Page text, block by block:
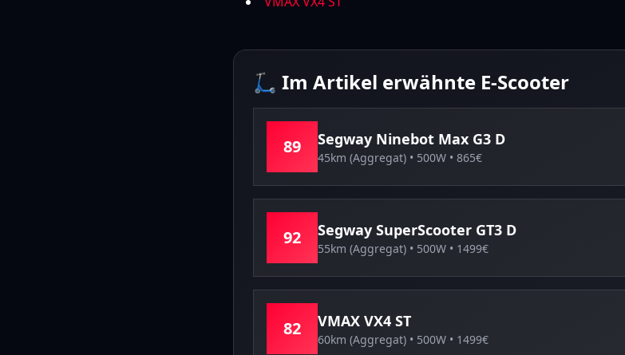
🛴 Im Artikel erwähnte E-Scooter
89 Segway Ninebot Max G3 D
45km (Aggregat) • 500W • 865€
92 Segway SuperScooter GT3 D
55km (Aggregat) • 500W • 1499€
82 VMAX VX4 ST
60km (Aggregat) • 500W • 1499€